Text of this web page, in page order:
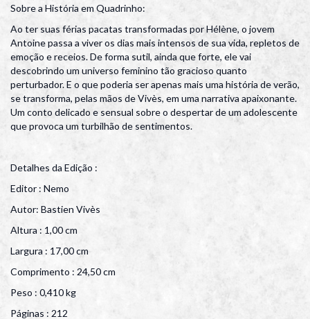
Sobre a História em Quadrinho:
Ao ter suas férias pacatas transformadas por Hélène, o jovem
Antoine passa a viver os dias mais intensos de sua vida, repletos de
emoção e receios. De forma sutil, ainda que forte, ele vai
descobrindo um universo feminino tão gracioso quanto
perturbador. E o que poderia ser apenas mais uma história de verão,
se transforma, pelas mãos de Vivès, em uma narrativa apaixonante.
Um conto delicado e sensual sobre o despertar de um adolescente
que provoca um turbilhão de sentimentos.
Detalhes da Edição :
Editor : Nemo
Autor: Bastien Vivès
Altura : 1,00 cm
Largura : 17,00 cm
Comprimento : 24,50 cm
Peso : 0,410 kg
Páginas : 212